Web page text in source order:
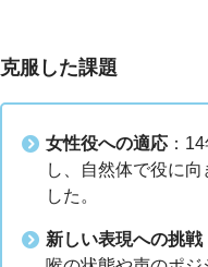
克服した課題
女性役への適応 ：
し、自然体で役に
した。
新しい表現への挑戦